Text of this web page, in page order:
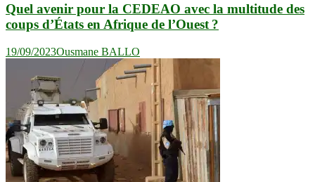
Quel avenir pour la CEDEAO avec la multitude des
coups d’États en Afrique de l’Ouest ?
19/09/2023Ousmane BALLO